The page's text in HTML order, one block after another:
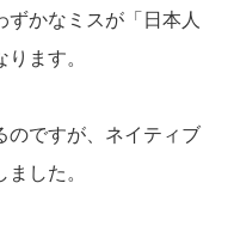
かなミスが「日本人
ます。
のですが、ネイティブ
した。